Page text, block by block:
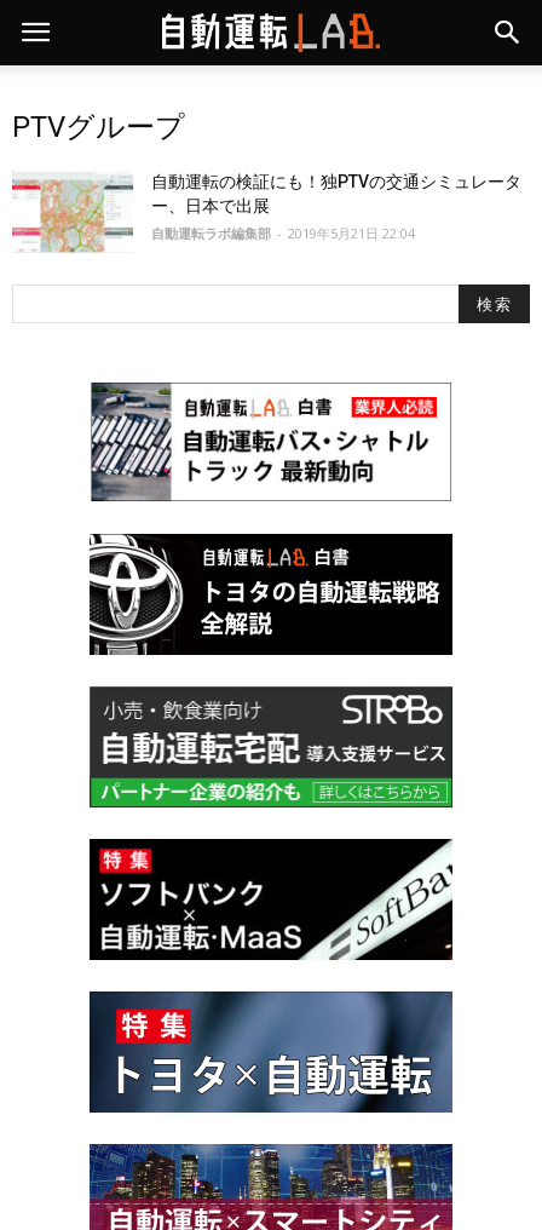
PTVグループ
自動運転の検証にも！独PTVの交通シミュレータ
ー、日本で出展
自動運転ラボ編集部 - 2019年5月21日 22:04